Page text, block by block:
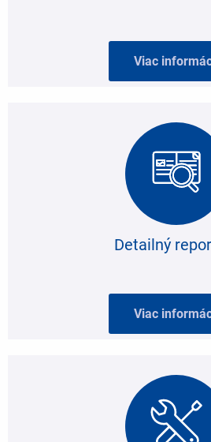
Viac
Detailný
Viac